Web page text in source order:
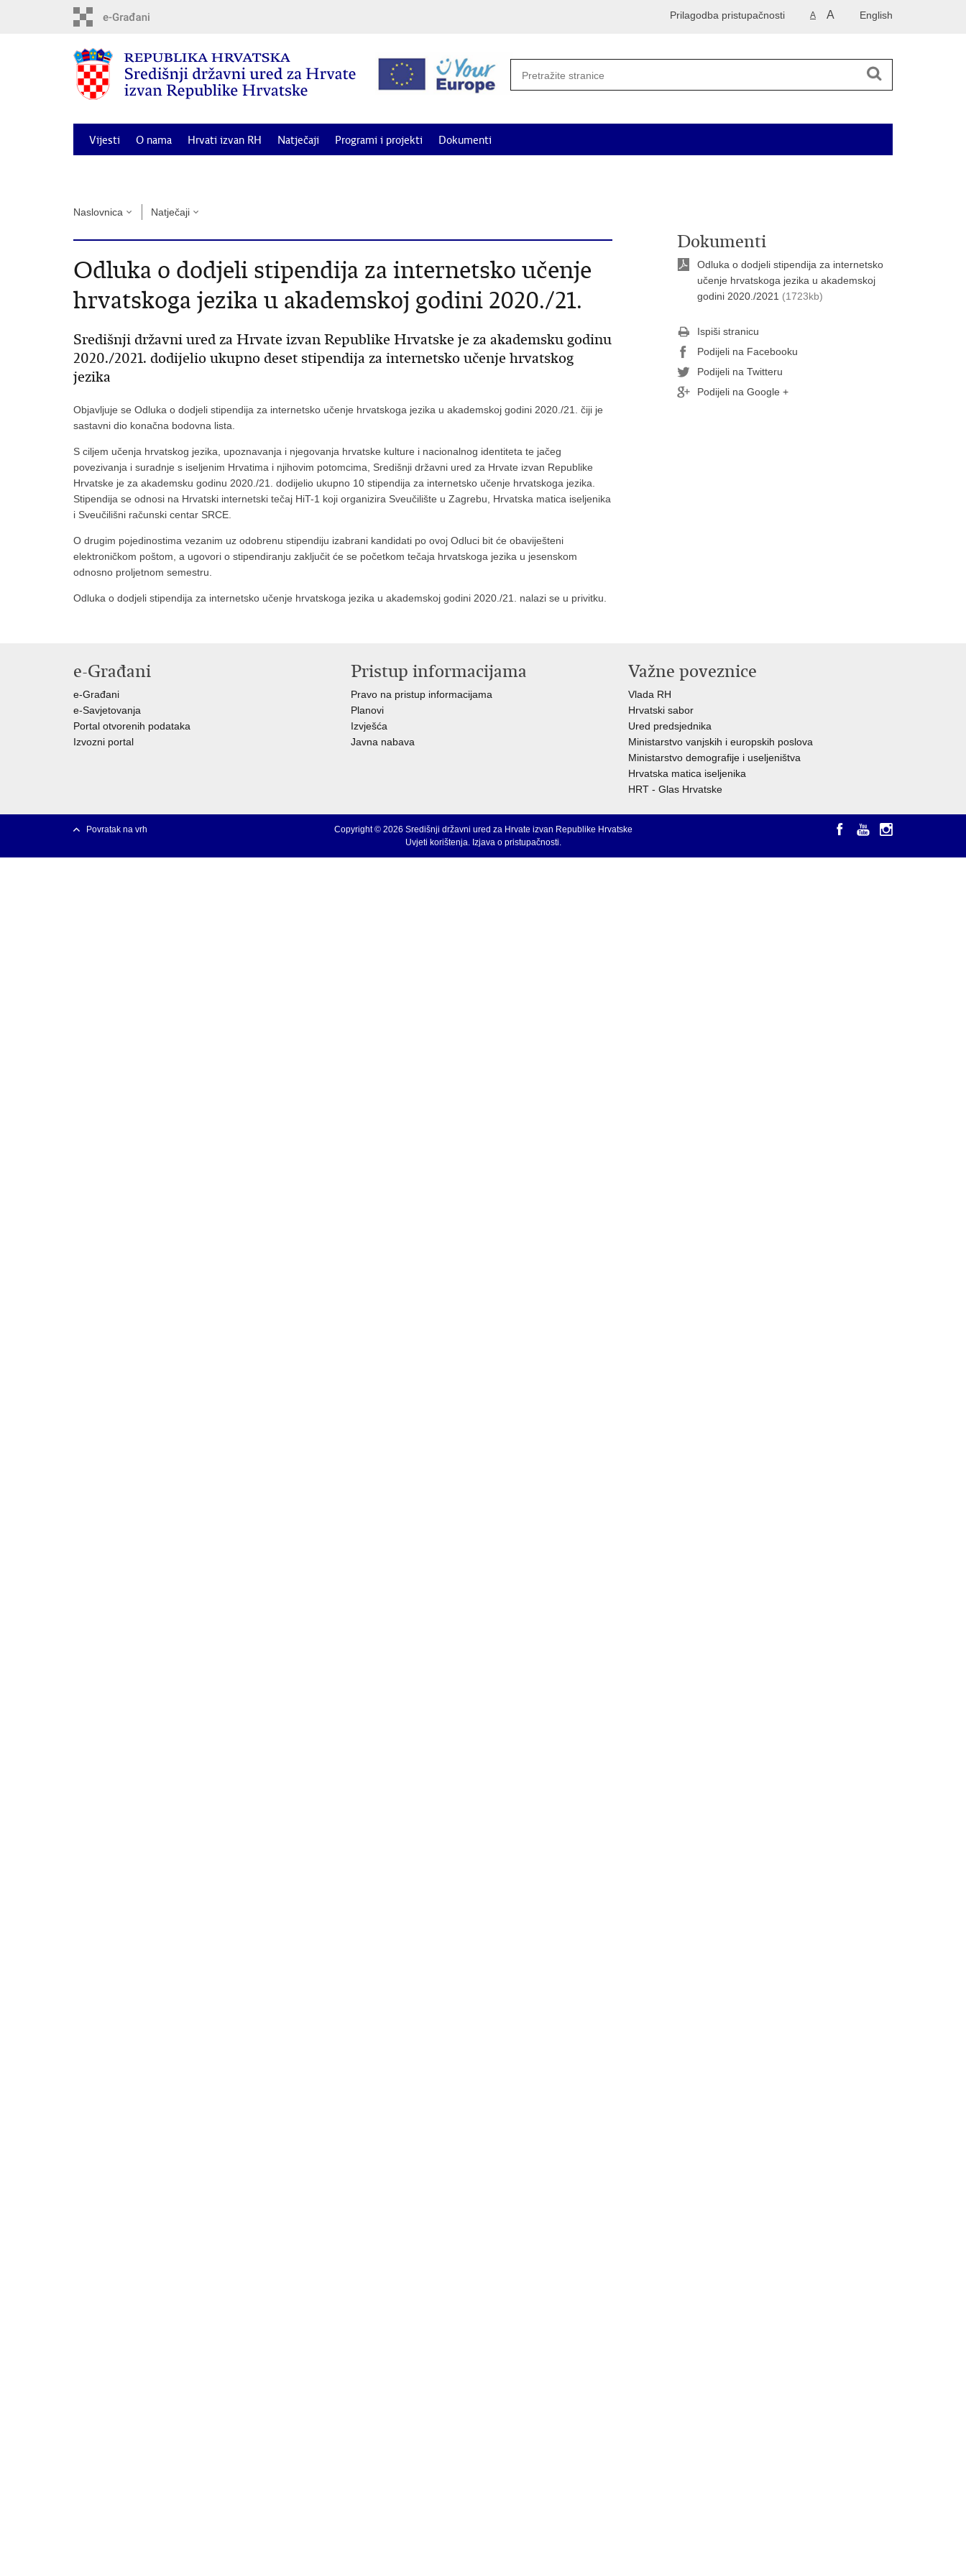
English
A A
Prilagodba pristupačnosti
Vijesti O nama Hrvati izvan RH Natječaji Programi i projekti Dokumenti
Naslovnica Natječaji
Odluka o dodjeli stipendija za internetsko učenje
hrvatskoga jezika u akademskoj godini 2020./21.
Središnji državni ured za Hrvate izvan Republike Hrvatske je za akademsku godinu
2020./2021. dodijelio ukupno deset stipendija za internetsko učenje hrvatskog
jezika
Objavljuje se Odluka o dodjeli stipendija za internetsko učenje hrvatskoga jezika u akademskoj godini 2020./21. čiji je
sastavni dio konačna bodovna lista.
S ciljem učenja hrvatskog jezika, upoznavanja i njegovanja hrvatske kulture i nacionalnog identiteta te jačeg
povezivanja i suradnje s iseljenim Hrvatima i njihovim potomcima, Središnji državni ured za Hrvate izvan Republike
Hrvatske je za akademsku godinu 2020./21. dodijelio ukupno 10 stipendija za internetsko učenje hrvatskoga jezika.
Stipendija se odnosi na Hrvatski internetski tečaj HiT-1 koji organizira Sveučilište u Zagrebu, Hrvatska matica iseljenika
i Sveučilišni računski centar SRCE.
O drugim pojedinostima vezanim uz odobrenu stipendiju izabrani kandidati po ovoj Odluci bit će obaviješteni
elektroničkom poštom, a ugovori o stipendiranju zaključit će se početkom tečaja hrvatskoga jezika u jesenskom
odnosno proljetnom semestru.
Odluka o dodjeli stipendija za internetsko učenje hrvatskoga jezika u akademskoj godini 2020./21. nalazi se u privitku.
Dokumenti
Odluka o dodjeli stipendija za internetsko
učenje hrvatskoga jezika u akademskoj
godini 2020./2021 (1723kb)
Ispiši stranicu
Podijeli na Facebooku
Podijeli na Twitteru
Podijeli na Google +
e-Građani
e-Građani
e-Savjetovanja
Portal otvorenih podataka
Izvozni portal
Pristup informacijama
Pravo na pristup informacijama
Planovi
Izvješća
Javna nabava
Važne poveznice
Vlada RH
Hrvatski sabor
Ured predsjednika
Ministarstvo vanjskih i europskih poslova
Ministarstvo demografije i useljeništva
Hrvatska matica iseljenika
HRT - Glas Hrvatske
Povratak na vrh
Copyright © 2026 Središnji državni ured za Hrvate izvan Republike Hrvatske
Uvjeti korištenja. Izjava o pristupačnosti.